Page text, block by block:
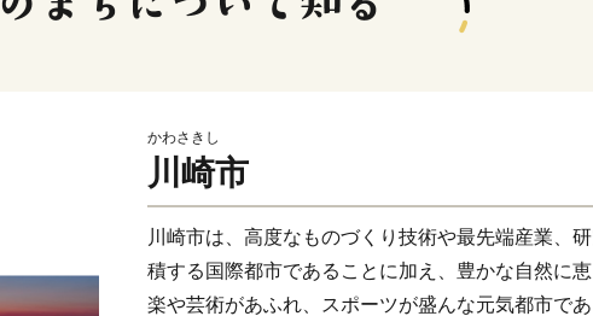
かわさきし
川崎市
川崎市は、高度なものづくり技術や最先端産業、
積する国際都市であることに加え、豊かな自然に
楽や芸術があふれ、スポーツが盛んな元気都市で